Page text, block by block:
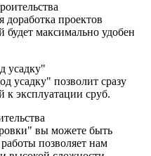
доработка проектов
будет максимально удобен
усадку"
усадку" позволит сразу
к эксплуатации сруб.
вы можете быть
позволяет нам